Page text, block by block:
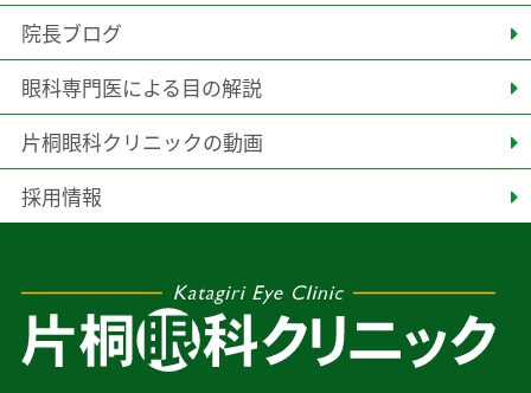
院長ブログ
眼科専門医による目の解説
片桐眼科クリニックの動画
採用情報